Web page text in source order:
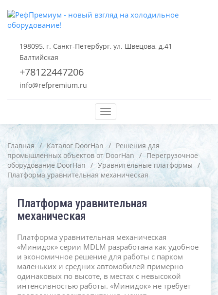
198095, г. Санкт-Петербург, ул. Швецова, д.41
Балтийская
+78122447206
info@refpremium.ru
Меню
Главная / Каталог DoorHan / Решения для
промышленных объектов от DoorHan / Перегрузочное
оборудование DoorHan / Уравнительные платформы /
Платформа уравнительная механическая
Платформа уравнительная
механическая
Платформа уравнительная механическая
«Минидок» серии MDLM разработана как удобное
и экономичное решение для работы с парком
маленьких и средних автомобилей примерно
одинаковых по высоте, в местах с невысокой
интенсивностью работы. «Минидок» не требует